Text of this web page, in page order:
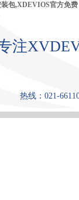
包,XDEVIOS官方免费
注
热线：021-
心 张力仪